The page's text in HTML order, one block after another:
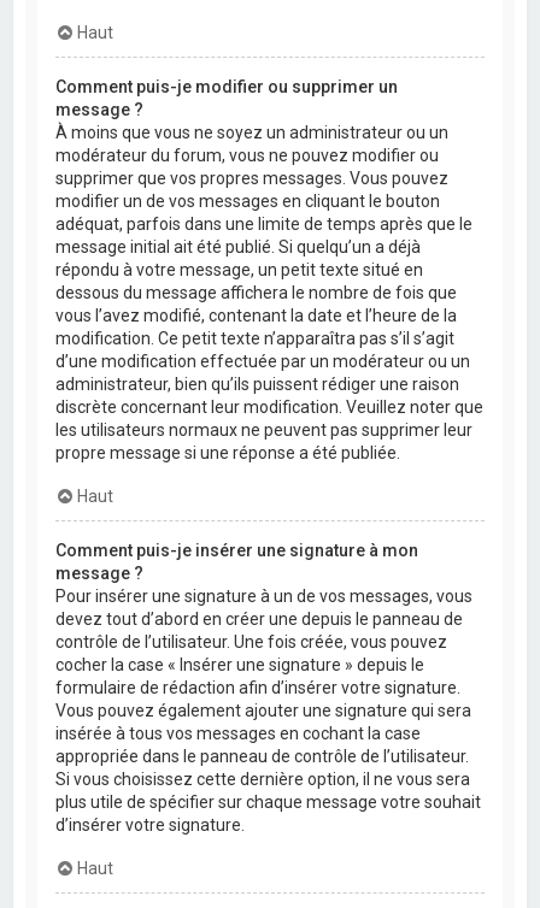
Haut
Comment puis-je modifier ou supprimer un
message ?
À moins que vous ne soyez un administrateur ou un
modérateur du forum, vous ne pouvez modifier ou
supprimer que vos propres messages. Vous pouvez
modifier un de vos messages en cliquant le bouton
adéquat, parfois dans une limite de temps après que le
message initial ait été publié. Si quelqu’un a déjà
répondu à votre message, un petit texte situé en
dessous du message affichera le nombre de fois que
vous l’avez modifié, contenant la date et l’heure de la
modification. Ce petit texte n’apparaîtra pas s’il s’agit
d’une modification effectuée par un modérateur ou un
administrateur, bien qu’ils puissent rédiger une raison
discrète concernant leur modification. Veuillez noter que
les utilisateurs normaux ne peuvent pas supprimer leur
propre message si une réponse a été publiée.
Haut
Comment puis-je insérer une signature à mon
message ?
Pour insérer une signature à un de vos messages, vous
devez tout d’abord en créer une depuis le panneau de
contrôle de l’utilisateur. Une fois créée, vous pouvez
cocher la case « Insérer une signature » depuis le
formulaire de rédaction afin d’insérer votre signature.
Vous pouvez également ajouter une signature qui sera
insérée à tous vos messages en cochant la case
appropriée dans le panneau de contrôle de l’utilisateur.
Si vous choisissez cette dernière option, il ne vous sera
plus utile de spécifier sur chaque message votre souhait
d’insérer votre signature.
Haut